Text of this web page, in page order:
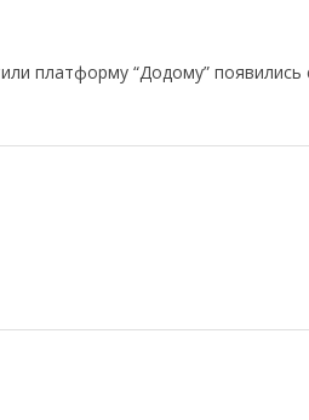
платформу “Додому”